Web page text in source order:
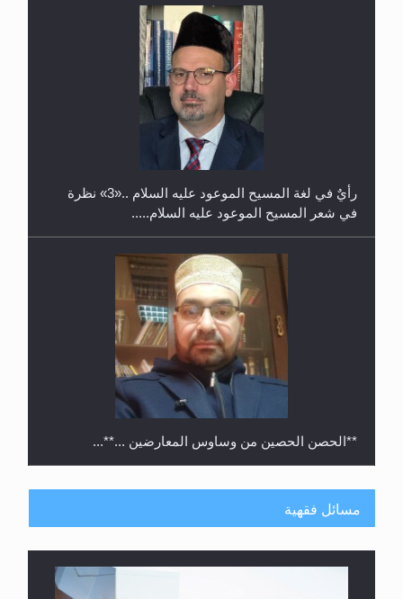
حفل توزيع الشهادات في الجامعة الأحمدية بنيجيريا لعام
رأيٌ في لغة المسيح الموعود عليه السلام ..«3» نظرة
في شعر المسيح الموعود عليه السلام.....
**الحصن الحصين من وساوس المعارضين ...**...
مسائل فقهية